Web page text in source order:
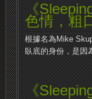
《
色情，粗
根據名為Mike
臥底的身份，是因
《